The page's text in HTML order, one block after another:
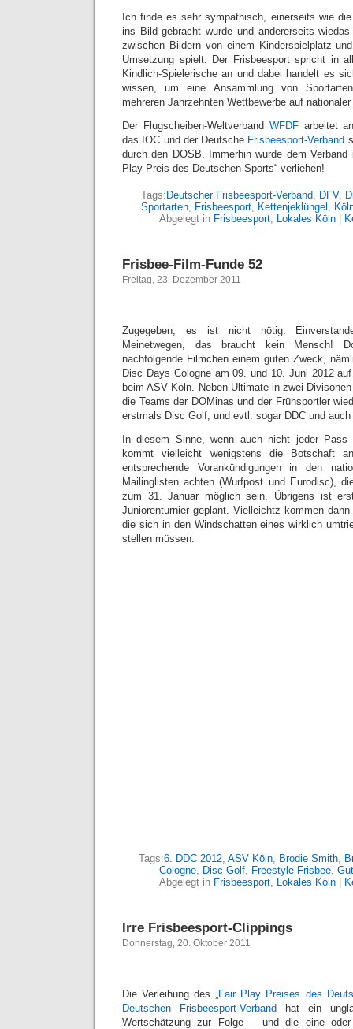
Ich finde es sehr sympathisch, einerseits wie die
ins Bild gebracht wurde und andererseits
zwischen Bildern von einem Kinderspielplatz
Umsetzung spielt. Der Frisbeesport spricht in
Kindlich-Spielerische an und dabei handelt es
wissen, um eine Ansammlung von
mehreren Jahrzehnten Wettbewerbe auf
Der Flugscheiben-Weltverband WFDFarbeitet
das IOC und der Deutsche Frisbeesport-Verband
durch den DOSB. Immerhin wurde dem Verband
Play Preis des Deutschen Sports“ verliehen!
Tags: Deutscher Frisbeesport-Verband, DFV,
Sportarten, Frisbeesport, Kettenjeklüngel ,
Abgelegt in Frisbeesport, Lokales Köln|
Frisbee-Film-Funde 52
Freitag, 23. Dezember 2011
Zugegeben, es ist nicht nötig.
Meinetwegen, das braucht kein Mensch!
nachfolgende Filmchen einem guten Zweck,
Disc Days Cologne am 09. und 10. Juni 2012
beim ASV Köln. Neben Ultimate in zwei
die Teams der DOMinas und der Frühsportler
erstmals Disc Golf, und evtl. sogar DDC und
In diesem Sinne, wenn auch nicht jeder
kommt vielleicht wenigstens die Botschaft
entsprechende Vorankündigungen in den
Mailinglisten achten (Wurfpost und Eurodisc),
zum 31. Januar möglich sein. Übrigens ist
Juniorenturnier geplant. Vielleichtz kommen
die sich in den Windschatten eines wirklich
stellen müssen.
Tags:6. DDC 2012, ASV Köln, Brodie Smith,
Cologne, Disc Golf, Freestyle Frisbee,
Abgelegt in Frisbeesport, Lokales Köln|
Irre Frisbeesport-Clippings
Donnerstag, 20. Oktober 2011
Die Verleihung des „Fair Play Preises des
Deutschen Frisbeesport-Verband hat ein
Wertschätzung zur Folge – und die eine oder